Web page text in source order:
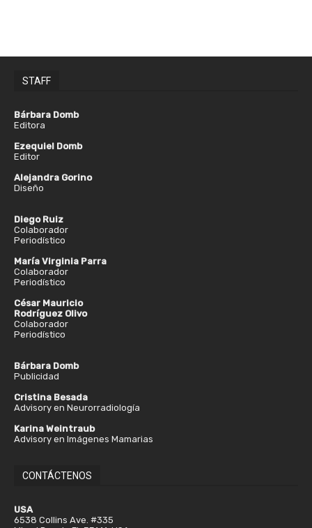
STAFF
Bárbara Domb
Editora
Ezequiel Domb
Editor
Alejandra Gorino
Diseño
Diego Ruiz
Colaborador
Periodístico
María Virginia Parra
Colaborador
Periodístico
César Mauricio
Rodríguez Olivo
Colaborador
Periodístico
Bárbara Domb
Publicidad
Cristina Besada
Advisory en Neurorradiología
Karina Weintraub
Advisory en Imágenes Mamarias
CONTÁCTENOS
USA
6538 Collins Ave. #335